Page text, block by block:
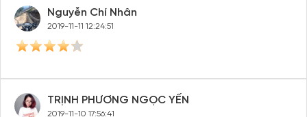
Nguyễn Chí Nhân
2019-11-11 12:24:51
TRỊNH PHƯƠNG NGỌC YẾN
2019-11-10 17:56:41